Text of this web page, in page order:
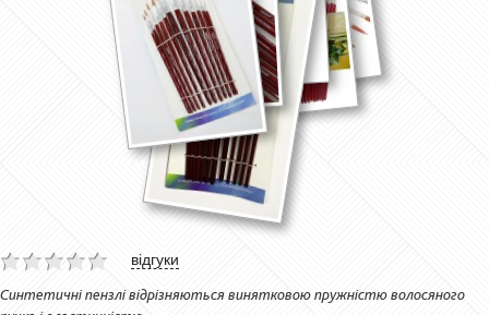
відгуки
Синтетичні пензлі відрізняються винятковою пружністю волосяного